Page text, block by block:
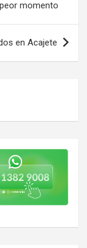
momento
en Acajete